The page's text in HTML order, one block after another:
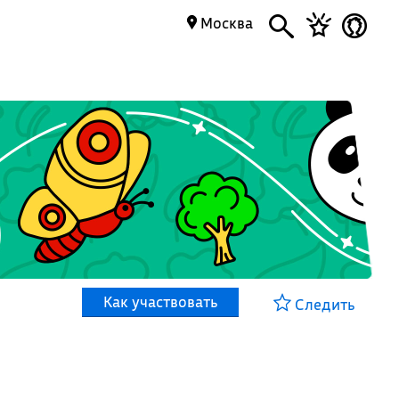
Москва
Как участвовать Следить